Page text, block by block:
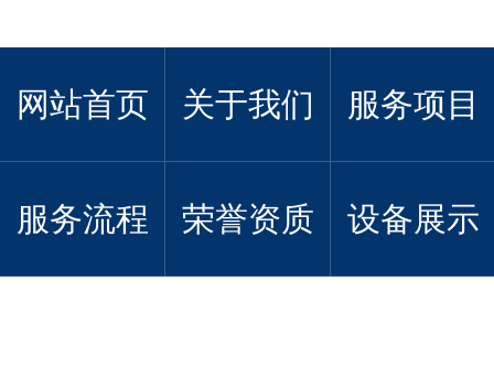
网站首页 关于我们 服务项目
服务流程 荣誉资质 设备展示